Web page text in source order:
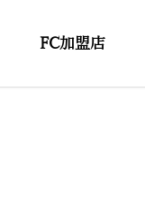
FC加盟店